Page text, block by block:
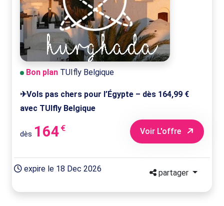
Bon plan TUIfly Belgique
✈Vols pas chers pour l’Égypte – dès 164,99 €
avec TUIfly Belgique
dès 164 € Voir L'offre
expire le 18 Dec 2026 partager